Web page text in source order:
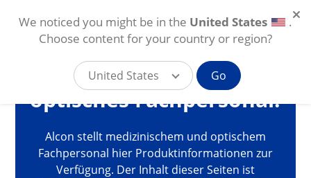
Dies ist die Alcon Online-
Plattform für
medizinisches und
optisches Fachpersonal.
Alcon stellt medizinischem und optischem
Fachpersonal hier Produktinformationen zur
Verfügung. Der Inhalt dieser Seiten ist
Direkt zum Inhalt
We noticed you might be in the United States
.
Choose content for your country or region?
United States Go